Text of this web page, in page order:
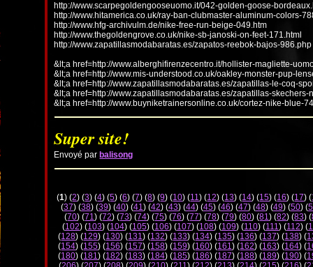
http://www.scarpegoldengooseuomo.it/042-golden-goose-
http://www.hitamerica.co.uk/ray-ban-clubmaster-aluminum-colors-
http://www.hfg-archivulm.de/nike-free-run-beige-049.htm
http://www.thegoldengrove.co.uk/nike-sb-janoski-on-feet-171.html
http://www.zapatillasmodabaratas.es/zapatos-reebok-bajos-986.php
&lt;a href=http://www.alberghifirenzecentro.it/hollister-magliette-
&lt;a href=http://www.mis-understood.co.uk/oakley-monster-pup-
&lt;a href=http://www.zapatillasmodabaratas.es/zapatillas-le-coq-
&lt;a href=http://www.zapatillasmodabaratas.es/zapatillas-
&lt;a href=http://www.buyniketrainersonline.co.uk/cortez-nike-blue-
Super site!
Envoyé par balisong
(1) (2) (3) (4) (5) (6) (7) (8) (9) (10) (11) (12) (13) (14) (15) (16) (17) (
(37) (38) (39) (40) (41) (42) (43) (44) (45) (46) (47) (48) (49) (50) (
(70) (71) (72) (73) (74) (75) (76) (77) (78) (79) (80) (81) (82) (83) (
(102) (103) (104) (105) (106) (107) (108) (109) (110) (111) (112) (
(128) (129) (130) (131) (132) (133) (134) (135) (136) (137) (138) (
(154) (155) (156) (157) (158) (159) (160) (161) (162) (163) (164) (
(180) (181) (182) (183) (184) (185) (186) (187) (188) (189) (190) (